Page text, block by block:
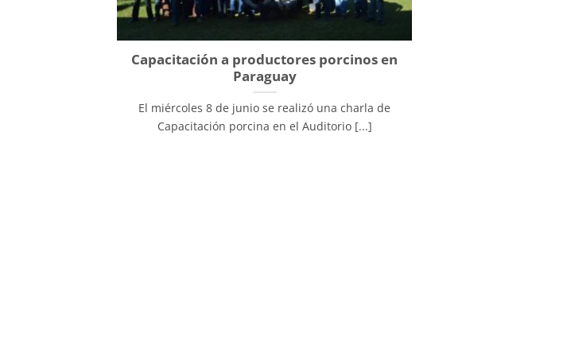
Capacitación a productores porcinos en
Paraguay
El miércoles 8 de junio se realizó una charla de
Capacitación porcina en el Auditorio [...]